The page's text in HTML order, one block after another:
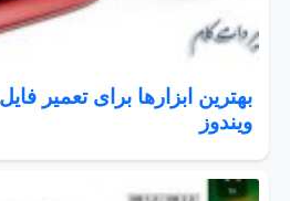
بهترین ابزارها برای تعمیر
ویندوز